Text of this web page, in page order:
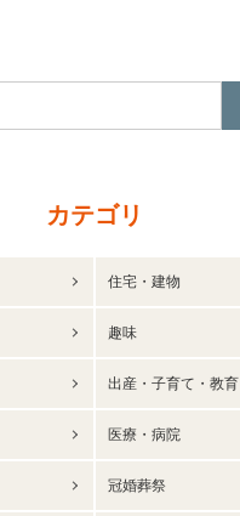
カテゴリ
住宅・建物
趣味
出産・子育て・教育
医療・病院
冠婚葬祭